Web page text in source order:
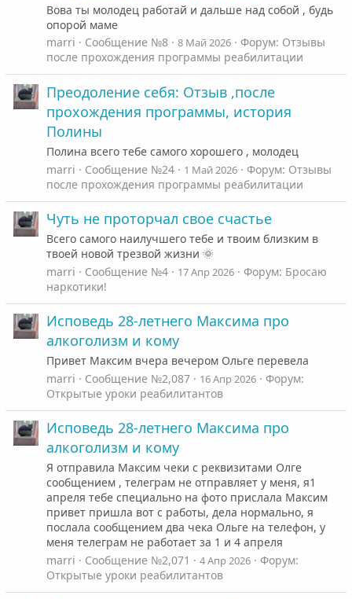
Вова ты молодец работай и дальше над собой , будь
опорой маме
marri
Сообщение №8 8 Май 2026 Форум: Отзывы
после прохождения программы реабилитации
Преодоление себя: Отзыв ,после
прохождения программы, история
Полины
Полина всего тебе самого хорошего , молодец
marri
Сообщение №24 1 Май 2026 Форум: Отзывы
после прохождения программы реабилитации
Чуть не проторчал свое счастье
Всего самого наилучшего тебе и твоим близким в
твоей новой трезвой жизни 🌞
marri
Сообщение №4 17 Апр 2026 Форум: Бросаю
наркотики!
Исповедь 28-летнего Максима про
алкоголизм и кому
Привет Максим вчера вечером Ольге перевела
marri
Сообщение №2,087 16 Апр 2026
Форум:
Открытые уроки реабилитантов
Исповедь 28-летнего Максима про
алкоголизм и кому
Я отправила Максим чеки с реквизитами Олге
сообщением , телеграм не отправляет у меня, я1
апреля тебе специально на фото прислала Максим
привет пришла вот с работы, дела нормально, я
послала сообщением два чека Ольге на телефон, у
меня телеграм не работает за 1 и 4 апреля
marri
Сообщение №2,071 4 Апр 2026
Форум:
Открытые уроки реабилитантов